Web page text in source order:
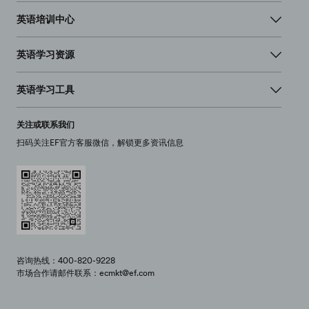
英语培训中心
英语学习资源
英语学习工具
关注或联系我们
扫码关注EF官方客服微信，解锁更多资讯信息
咨询热线：400-820-9228
市场合作请邮件联系：ecmkt@ef.com